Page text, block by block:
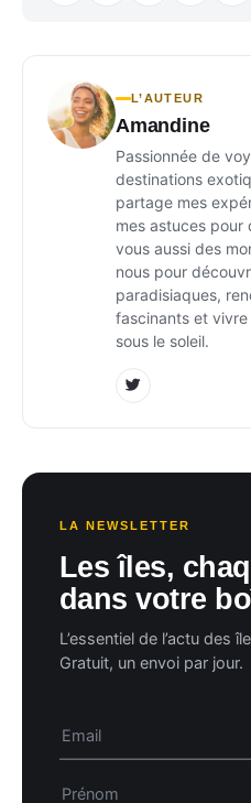
L’AUTEUR
Amandine
Passionnée de
destinations
partage mes
mes astuces pour
vous aussi des
nous pour
paradisiaques,
fascinants et
sous le soleil.
LA NEWSLETTER
Les îles,
dans votre
L’essentiel de l’actu des
Gratuit, un envoi par jour.